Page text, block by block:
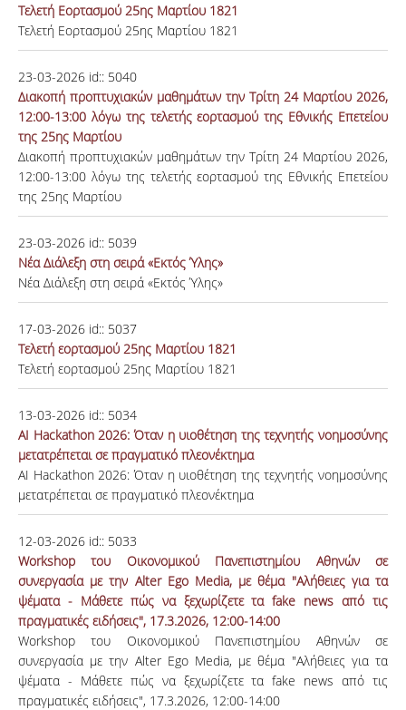
Τελετή Εορτασμού 25ης Μαρτίου 1821
Τελετή Εορτασμού 25ης Μαρτίου 1821
23-03-2026 id:: 5040
Διακοπή προπτυχιακών μαθημάτων την Τρίτη 24 Μαρτίου 2026,
12:00-13:00 λόγω της τελετής εορτασμού της Εθνικής Επετείου
της 25ης Μαρτίου
Διακοπή προπτυχιακών μαθημάτων την Τρίτη 24 Μαρτίου 2026,
12:00-13:00 λόγω της τελετής εορτασμού της Εθνικής Επετείου
της 25ης Μαρτίου
23-03-2026 id:: 5039
Νέα Διάλεξη στη σειρά «Εκτός Ύλης»
Νέα Διάλεξη στη σειρά «Εκτός Ύλης»
17-03-2026 id:: 5037
Τελετή εορτασμού 25ης Μαρτίου 1821
Τελετή εορτασμού 25ης Μαρτίου 1821
13-03-2026 id:: 5034
AI Hackathon 2026: Όταν η υιοθέτηση της τεχνητής νοημοσύνης
μετατρέπεται σε πραγματικό πλεονέκτημα
AI Hackathon 2026: Όταν η υιοθέτηση της τεχνητής νοημοσύνης
μετατρέπεται σε πραγματικό πλεονέκτημα
12-03-2026 id:: 5033
Workshop του Οικονομικού Πανεπιστημίου Αθηνών σε
συνεργασία με την Alter Ego Media, με θέμα "Αλήθειες για τα
ψέματα - Μάθετε πώς να ξεχωρίζετε τα fake news από τις
πραγματικές ειδήσεις", 17.3.2026, 12:00-14:00
Workshop του Οικονομικού Πανεπιστημίου Αθηνών σε
συνεργασία με την Alter Ego Media, με θέμα "Αλήθειες για τα
ψέματα - Μάθετε πώς να ξεχωρίζετε τα fake news από τις
πραγματικές ειδήσεις", 17.3.2026, 12:00-14:00